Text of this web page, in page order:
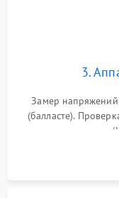
3.
Замер
(балласте).
или поляризаторов
температуры и